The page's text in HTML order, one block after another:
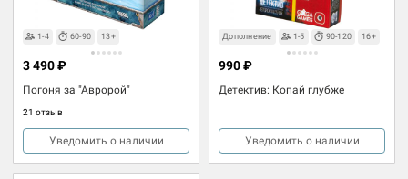
1-4 60-90 13+
Погоня за "Авророй"
21 отзыв
3 490 ₽
Уведомить о наличии
Дополнение 1-5 90-120 16+
Детектив: Копай глубже
990 ₽
Уведомить о наличии